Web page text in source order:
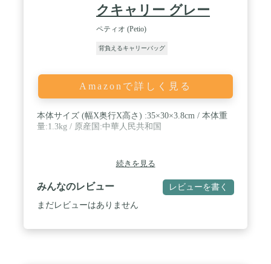
クキャリー グレー
ペティオ (Petio)
背負えるキャリーバッグ
Amazonで詳しく見る
本体サイズ (幅X奥行X高さ) :35×30×3.8cm / 本体重
量:1.3kg / 原産国:中華人民共和国
続きを見る
みんなのレビュー レビューを書く
まだレビューはありません